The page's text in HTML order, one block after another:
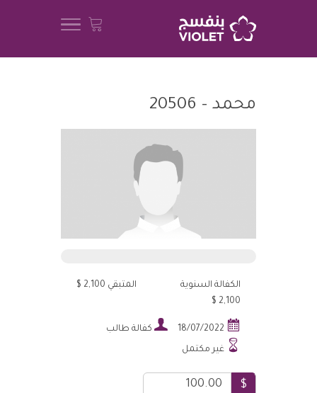
محمد – 20506
الكفالة السنوية
2,100 $
المتبقي 2,100 $

18/07/2022
 كفالة طالب
 غير مكتمل
$